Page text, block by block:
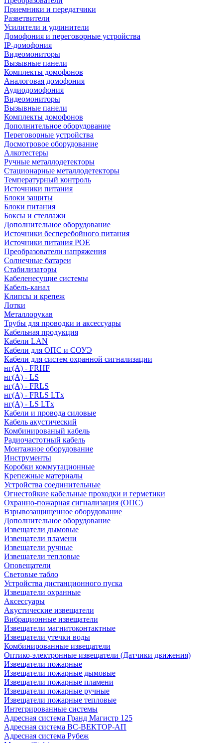
Приемники и передатчики
Разветвители
Усилители и удлинители
Домофония и переговорные устройства
IP-домофония
Видеомониторы
Вызывные панели
Комплекты домофонов
Аналоговая домофония
Аудиодомофония
Видеомониторы
Вызывные панели
Комплекты домофонов
Дополнительное оборудование
Переговорные устройства
Досмотровое оборудование
Алкотестеры
Ручные металлодетекторы
Стационарные металлодетекторы
Температурный контроль
Источники питания
Блоки защиты
Блоки питания
Боксы и стеллажи
Дополнительное оборудование
Источники бесперебойного питания
Источники питания POE
Преобразователи напряжения
Солнечные батареи
Стабилизаторы
Кабеленесущие системы
Кабель-канал
Клипсы и крепеж
Лотки
Металлорукав
Трубы для проводки и аксессуары
Кабельная продукция
Кабели LAN
Кабели для ОПС и СОУЭ
Кабели для систем охранной сигнализации
нг(A) - FRHF
нг(A) - LS
нг(А) - FRLS
нг(А) - FRLS LTx
нг(А) - LS LTx
Кабели и провода силовые
Кабель акустический
Комбинированый кабель
Радиочастотный кабель
Монтажное оборудование
Инструменты
Коробки коммутационные
Крепежные материалы
Устройства соединительные
Огнестойкие кабельные проходки и герметики
Охранно-пожарная сигнализация (ОПС)
Взрывозащищенное оборудование
Дополнительное оборудование
Извещатели дымовые
Извещатели пламени
Извещатели ручные
Извещатели тепловые
Оповещатели
Световые табло
Устройства дистанционного пуска
Извещатели охранные
Аксессуары
Акустические извещатели
Вибрационные извещатели
Извещатели магнитоконтактные
Извещатели утечки воды
Комбинированные извещатели
Оптико-электронные извещатели (Датчики движения)
Извещатели пожарные
Извещатели пожарные дымовые
Извещатели пожарные пламени
Извещатели пожарные ручные
Извещатели пожарные тепловые
Интегрированные системы
Адресная система Гранд Магистр 125
Адресная система ВС-ВЕКТОР-АП
Адресная система Рубеж